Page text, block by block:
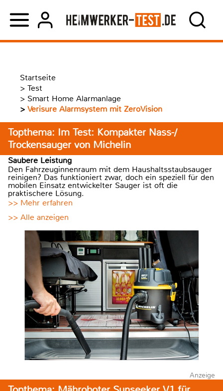
Startseite
> Test
> Smart Home Alarmanlage
> Verisure Alarmsystem mit ZeroVision
Topthema: Im Test: Kompakter Nass-/
Trockensauger von Michelin
Saubere Leistung
Den Fahrzeuginnenraum mit dem Haushaltsstaubsauger
reinigen? Das funktioniert zwar, doch ein speziell für den
mobilen Einsatz entwickelter Sauger ist oft die
praktischere Lösung.
>> Mehr erfahren
>> Alle anzeigen
Anzeige